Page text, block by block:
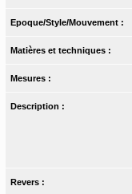
Epoque/Style/Mouvement :
Matières et techniques :
Mesures :
Description :
Revers :